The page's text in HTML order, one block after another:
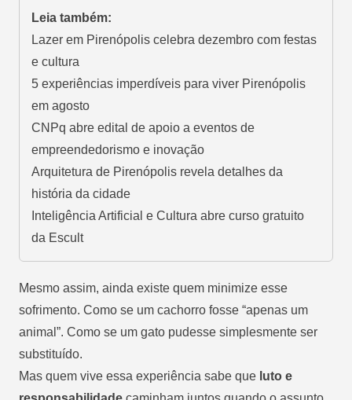
Leia também:
Lazer em Pirenópolis celebra dezembro com festas
e cultura
5 experiências imperdíveis para viver Pirenópolis
em agosto
CNPq abre edital de apoio a eventos de
empreendedorismo e inovação
Arquitetura de Pirenópolis revela detalhes da
história da cidade
Inteligência Artificial e Cultura abre curso gratuito
da Escult
Mesmo assim, ainda existe quem minimize esse
sofrimento. Como se um cachorro fosse “apenas um
animal”. Como se um gato pudesse simplesmente ser
substituído.
Mas quem vive essa experiência sabe que luto e